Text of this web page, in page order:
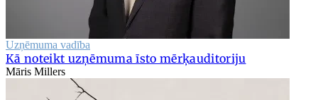
Uzņēmuma vadība
Kā noteikt uzņēmuma īsto mērķauditoriju
Māris Millers